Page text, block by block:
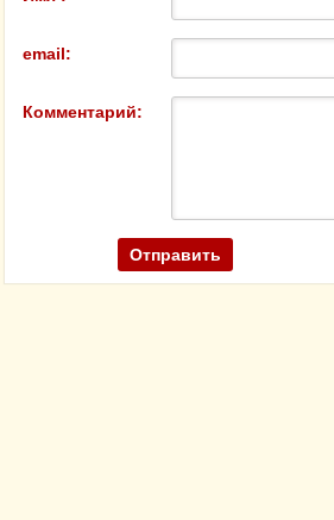
email:
Комментарий: